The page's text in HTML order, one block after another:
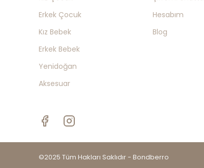
Erkek Çocuk
Kız Bebek
Erkek Bebek
Yenidoğan
Aksesuar
Hesabım
Blog
©2025 Tüm Hakları Saklıdır - Bondberro